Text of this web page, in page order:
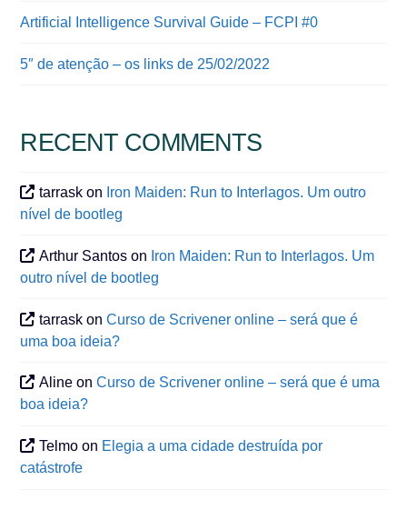
Artificial Intelligence Survival Guide – FCPI #0
5″ de atenção – os links de 25/02/2022
RECENT COMMENTS
tarrask on Iron Maiden: Run to Interlagos. Um outro
nível de bootleg
Arthur Santos on Iron Maiden: Run to Interlagos. Um
outro nível de bootleg
tarrask onCurso de Scrivener online – será que é
uma boa ideia?
Aline onCurso de Scrivener online – será que é uma
boa ideia?
Telmo on Elegia a uma cidade destruída por
catástrofe